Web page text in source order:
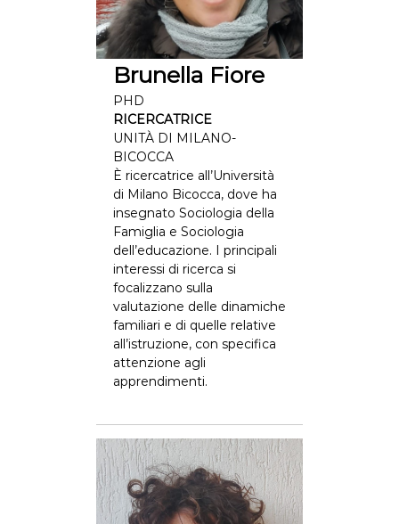
Brunella Fiore
PHD
RICERCATRICE
UNITÀ DI MILANO-
BICOCCA
È ricercatrice all’Università
di Milano Bicocca, dove ha
insegnato Sociologia della
Famiglia e Sociologia
dell’educazione. I principali
interessi di ricerca si
focalizzano sulla
valutazione delle dinamiche
familiari e di quelle relative
all’istruzione, con specifica
attenzione agli
apprendimenti.